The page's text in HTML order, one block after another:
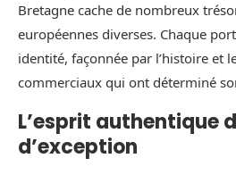
Bretagne cache de nombreux
européennes diverses. Chaque
identité, façonnée par l’histoire et
commerciaux qui ont déterminé
L’esprit authentique
d’exception